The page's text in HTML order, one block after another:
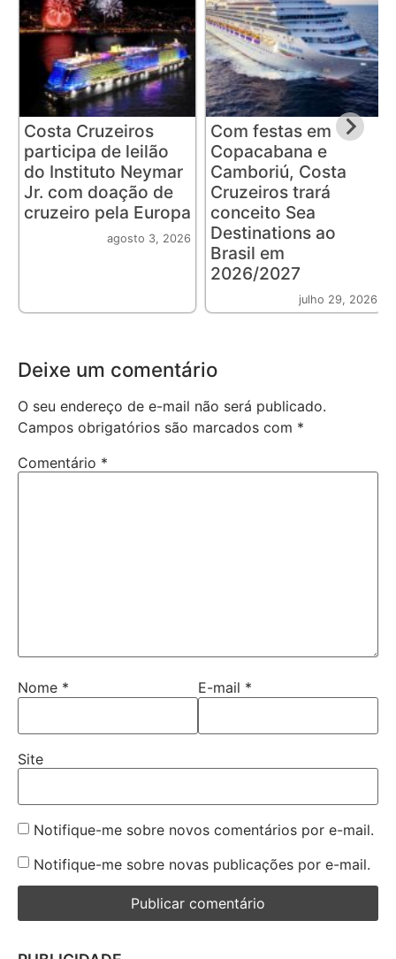
Costa Cruzeiros
participa de leilão
do Instituto Neymar
Jr. com doação de
cruzeiro pela Europa
agosto 3, 2026
Com festas em
Copacabana e
Camboriú, Costa
Cruzeiros trará
conceito Sea
Destinations ao
Brasil em
2026/2027
julho 29, 2026
Deixe um comentário
O seu endereço de e-mail não será publicado.
Campos obrigatórios são marcados com *
Comentário *
Nome * E-mail *
Site
Notifique-me sobre novos comentários por e-mail.
Notifique-me sobre novas publicações por e-mail.